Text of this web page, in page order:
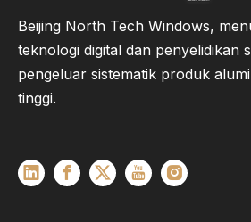
Beijing North Tech Windows,
teknologi digital dan penyelidikan
pengeluar sistematik produk
tinggi.